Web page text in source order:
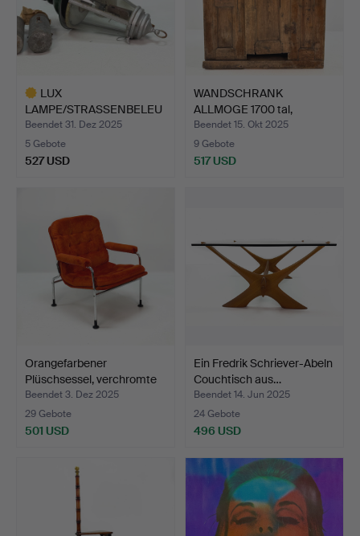
LUX
LAMPE/STRASSENBELEU
CHTUNG PETROLEUM-
L…
Beendet 31. Dez 2025
5 Gebote
527 USD
WANDSCHRANK
ALLMOGE 1700 tal,
Eisenbeschlä…
Beendet 15. Okt 2025
9 Gebote
517 USD
Orangefarbener
Plüschsessel, verchromte
Ro…
Beendet 3. Dez 2025
29 Gebote
501 USD
Ein Fredrik Schriever-Abeln
Couchtisch aus…
Beendet 14. Jun 2025
24 Gebote
496 USD